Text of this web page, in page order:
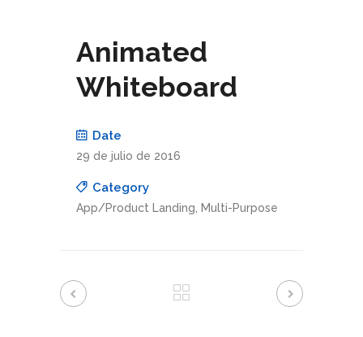
Animated
Whiteboard
Date
29 de julio de 2016
Category
App/Product Landing, Multi-Purpose